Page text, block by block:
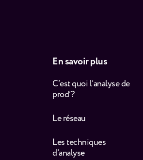
En savoir plus
C’est quoi l’analyse de
prod’ ?
Le réseau
Les techniques
d’analyse